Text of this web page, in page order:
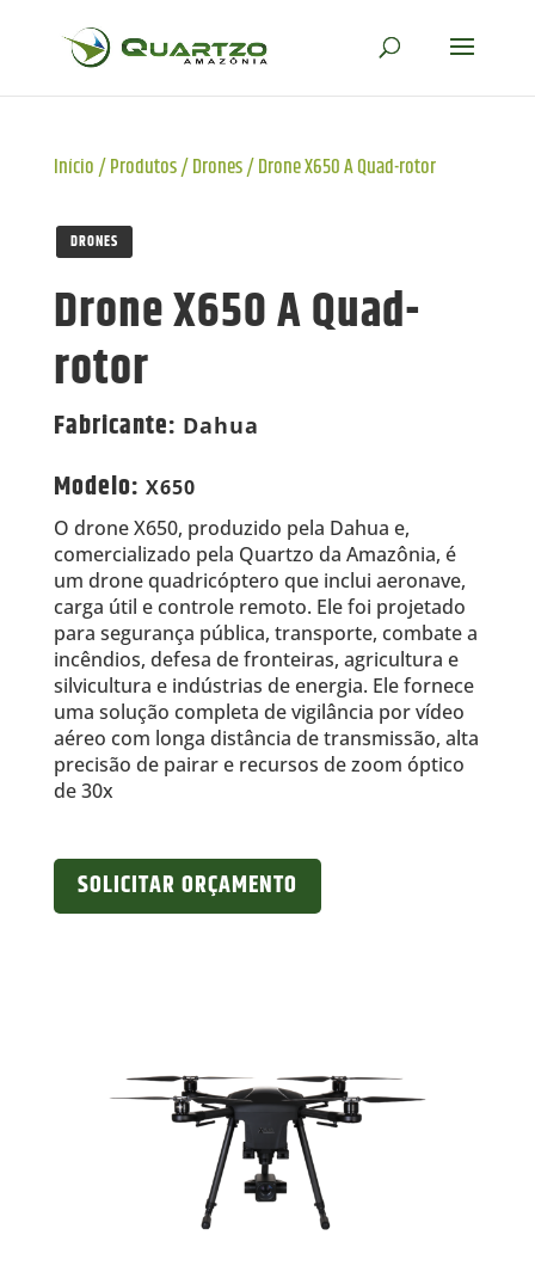
Início/Produtos/Drones/Drone X650 A Quad-rotor
DRONES
Drone X650 A Quad-
rotor
Fabricante: Dahua
Modelo: X650
O drone X650, produzido pela Dahua e,
comercializado pela Quartzo da Amazônia, é
um drone quadricóptero que inclui aeronave,
carga útil e controle remoto. Ele foi projetado
para segurança pública, transporte, combate a
incêndios, defesa de fronteiras, agricultura e
silvicultura e indústrias de energia. Ele fornece
uma solução completa de vigilância por vídeo
aéreo com longa distância de transmissão, alta
precisão de pairar e recursos de zoom óptico
de 30x
SOLICITAR ORÇAMENTO